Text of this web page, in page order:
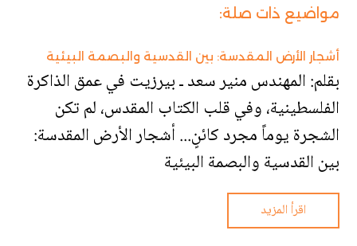
مواضيع ذات صلة:
أشجار الأرض المقدسة: بين القدسية والبصمة البيئية
بقلم: المهندس منير سعد ـ بيرزيت في عمق الذاكرة
الفلسطينية، وفي قلب الكتاب المقدس، لم تكن
الشجرة يوماً مجرد كائنٍ... أشجار الأرض المقدسة:
بين القدسية والبصمة البيئية
اقرأ المزيد